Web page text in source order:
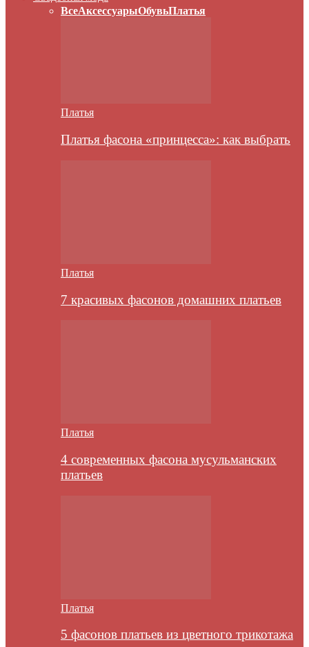
ВсеАксессуарыОбувьПлатья
Платья
Платья фасона «принцесса»: как выбрать
Платья
7 красивых фасонов домашних платьев
Платья
4 современных фасона мусульманских
платьев
Платья
5 фасонов платьев из цветного трикотажа